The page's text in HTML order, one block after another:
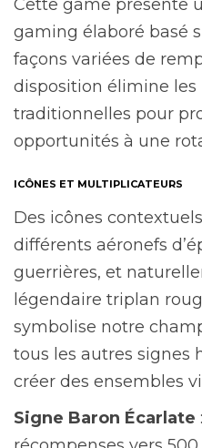
Cette game présente
gaming élaboré basé
façons variées de
disposition élimine
traditionnelles pour
opportunités à une
ICÔNES ET MULTIPLICATEURS
Des icônes
différents aéronefs
guerrières, et
légendaire triplan
symbolise notre
tous les autres signes
créer des ensembles
Signe Baron Écarlate